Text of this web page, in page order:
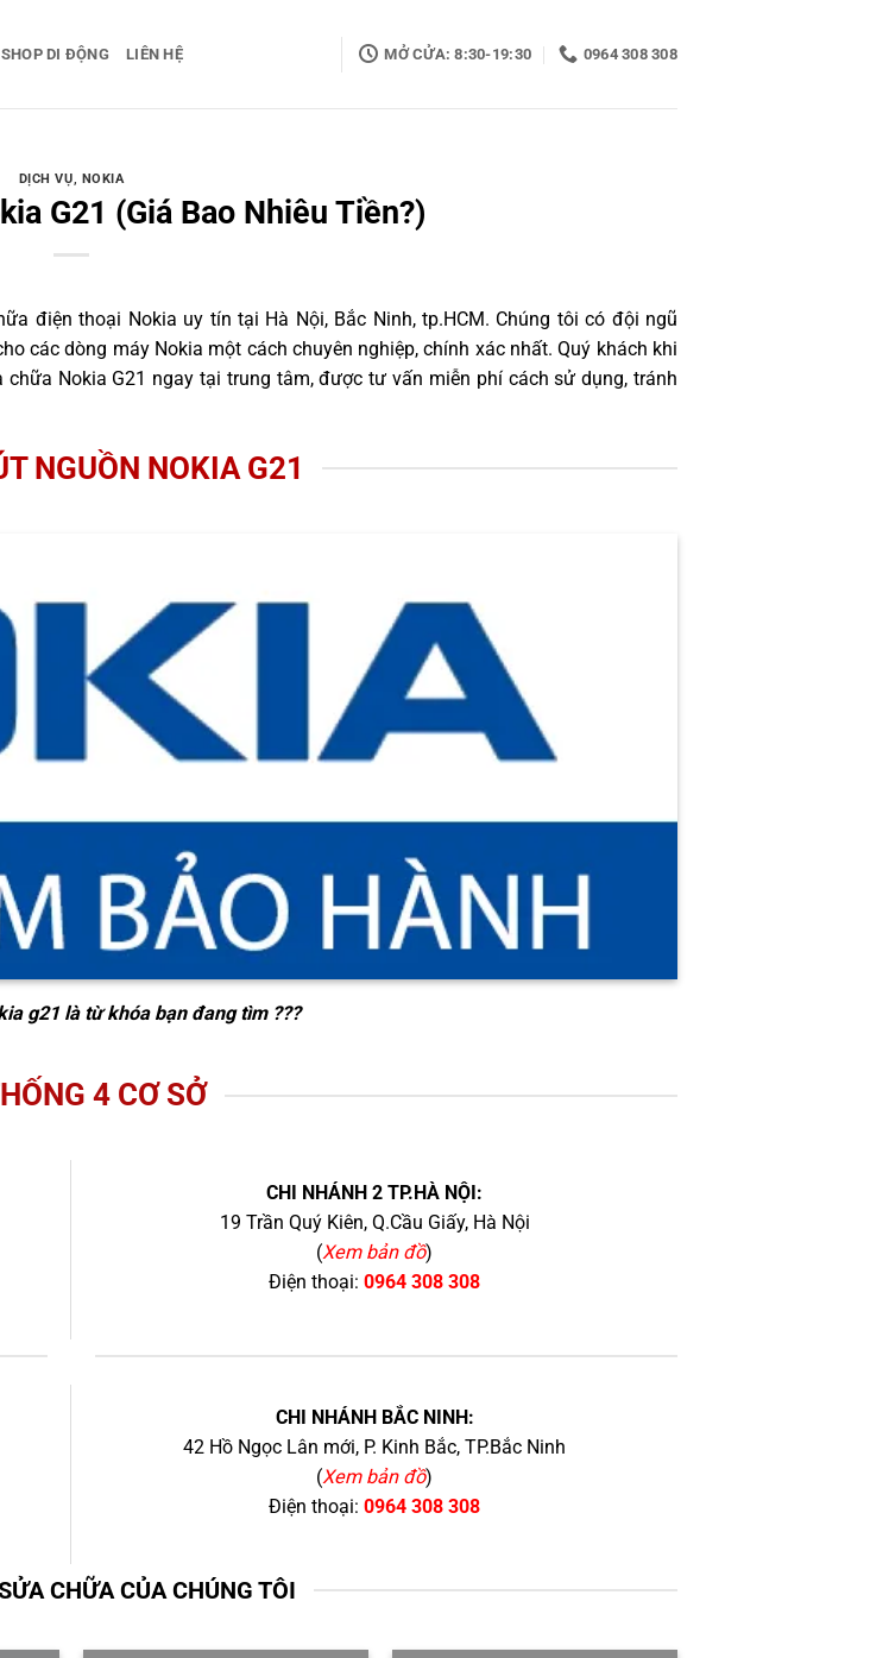
SHOP DI ĐỘNG LIÊN HỆ MỞ CỬA: 8:30-19:30 0964 308 308
DỊCH VỤ, NOKIA
G21 (Giá Bao Nhiêu Tiền?)
điện thoại Nokia uy tín tại Hà Nội, Bắc Ninh, tp.HCM. Chúng tôi có đội ngũ
các dòng máy Nokia một cách chuyên nghiệp, chính xác nhất. Quý khách khi
Nokia G21 ngay tại trung tâm, được tư vấn miễn phí cách sử dụng, tránh
NGUỒN NOKIA G21
g21là từ khóa bạn đang tìm ???
4 CƠ SỞ
CHI NHÁNH 2 TP.HÀ NỘI:
19 Trần Quý Kiên, Q.Cầu Giấy, Hà Nội
(Xem bản đồ)
Điện thoại: 0964 308 308
CHI NHÁNH BẮC NINH:
42 Hồ Ngọc Lân mới, P. Kinh Bắc, TP.Bắc Ninh
(Xem bản đồ)
Điện thoại: 0964 308 308
CHỮA CỦA CHÚNG TÔI